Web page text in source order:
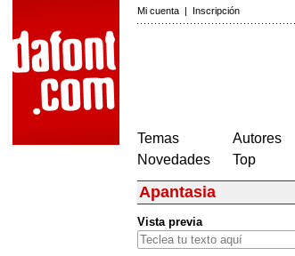
Mi cuenta | Inscripción
Temas
Novedades
Autores
Top
Apantasia
Vista previa